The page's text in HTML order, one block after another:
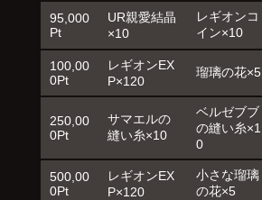
95,000
Pt
UR親愛結晶
×10
レギオンコ
イン×10
100,00
0Pt
レギオンEX
P×120
瑠璃の花×5
250,00
0Pt
サマエルの
縫い糸×10
ベルゼブブ
の縫い糸×1
0
500,00
0Pt
レギオンEX
P×120
小さな瑠璃
の花×5